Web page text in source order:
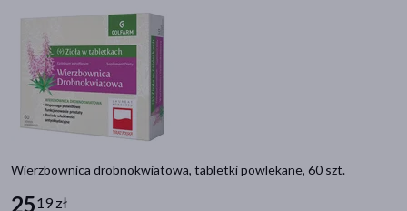
Wierzbownica drobnokwiatowa, tabletki powlekane, 60 szt.
2519 zł